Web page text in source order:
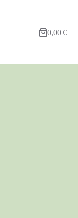
0,00 €